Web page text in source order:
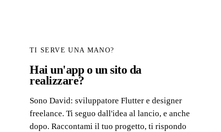
TI SERVE UNA MANO?
Hai un'app o un sito da
realizzare?
Sono David: sviluppatore Flutter e designer
freelance. Ti seguo dall'idea al lancio, e anche
dopo. Raccontami il tuo progetto, ti rispondo